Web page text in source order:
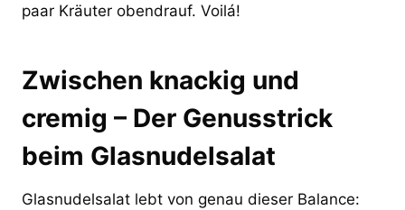
paar Kräuter obendrauf. Voilá!
Zwischen knackig und
cremig – Der Genusstrick
beim Glasnudelsalat
Glasnudelsalat lebt von genau dieser Balance: